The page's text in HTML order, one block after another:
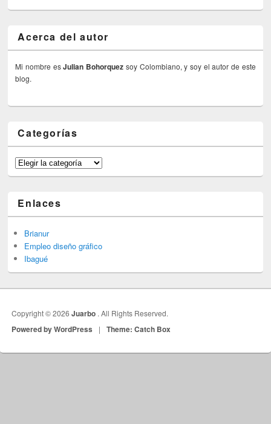
Acerca del autor
Mi nombre esJulian Bohorquez soy Colombiano, y soy el autor de este
blog.
Categorías
Categorías
Enlaces
Brianur
Empleo diseño gráfico
Ibagué
Copyright © 2026Juarbo . All Rights Reserved.
Powered by WordPress | Theme: Catch Box